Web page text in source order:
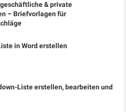
& private
– Briefvorlagen für
in Word erstellen
Liste erstellen, bearbeiten und